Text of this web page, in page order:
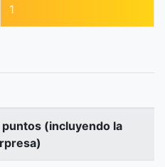
1
puntos (incluyendo la